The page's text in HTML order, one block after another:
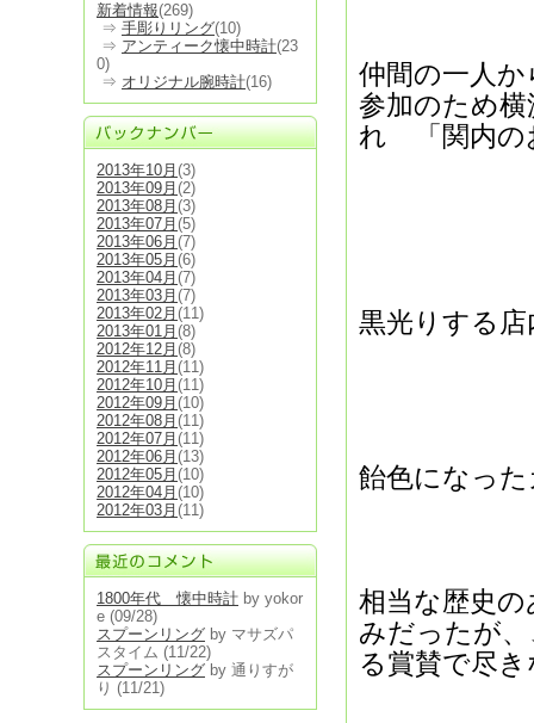
新着情報(269)
⇒ 手彫りリング(10)
⇒ アンティーク懐中時計(23
0)
⇒ オリジナル腕時計(16)
2013年10月 (3)
2013年09月 (2)
2013年08月 (3)
2013年07月 (5)
2013年06月 (7)
2013年05月 (6)
2013年04月 (7)
2013年03月 (7)
2013年02月 (11)
2013年01月 (8)
2012年12月 (8)
2012年11月 (11)
2012年10月 (11)
2012年09月 (10)
2012年08月 (11)
2012年07月 (11)
2012年06月 (13)
2012年05月 (10)
2012年04月 (10)
2012年03月 (11)
1800年代 懐中時計 by yokor
e (09/28)
スプーンリング by マサズパ
スタイム (11/22)
スプーンリング by 通りすが
り (11/21)
仲間の一人
参加のため
れ 「関内の
黒光りする店
飴色になっ
相当な歴史
みだったが
る賞賛で尽